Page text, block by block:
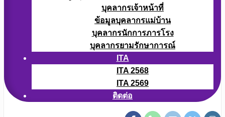
บุคลากรเจ้าหน้าที่
ข้อมูลบุคลากรแม่บ้าน
บุคลากรนักการภารโรง
บุคลากรยามรักษาการณ์
ITA
ITA 2568
ITA 2569
ติดต่อ